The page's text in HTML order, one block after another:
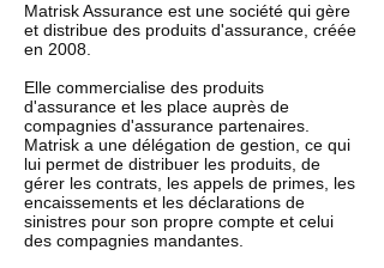
Matrisk Assurance est une société qui gère
et distribue des produits d'assurance, créée
en 2008.
Elle commercialise des produits
d'assurance et les place auprès de
compagnies d'assurance partenaires.
Matrisk a une délégation de gestion, ce qui
lui permet de distribuer les produits, de
gérer les contrats, les appels de primes, les
encaissements et les déclarations de
sinistres pour son propre compte et celui
des compagnies mandantes.